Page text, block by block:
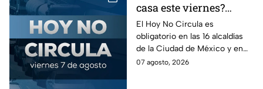
casa este viernes?
Revisa el Hoy No
Circula de este 7 de
agosto
El Hoy No Circula es
obligatorio en las 16 alcaldías
de la Ciudad de México y en
los municipios conurbados del
07 agosto, 2026